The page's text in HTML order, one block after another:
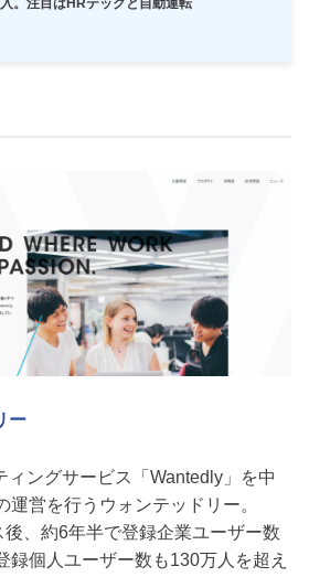
入。注目はHRテックと自動運転
ー
ィングサービス「Wantedly」を中
営を行うウォンテッドリー。
、約6年半で登録企業ユーザー数
録個人ユーザー数も130万人を超え